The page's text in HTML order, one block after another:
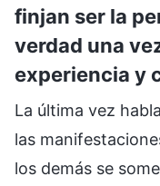
finjan ser la
verdad una
experiencia y
La última vez
las
los demás se